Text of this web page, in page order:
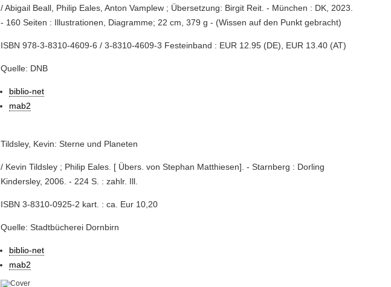
/ Abigail Beall, Philip Eales, Anton Vamplew ; Übersetzung: Birgit Reit. - München : DK, 2023.
- 160 Seiten : Illustrationen, Diagramme; 22 cm, 379 g - (Wissen auf den Punkt gebracht)
ISBN 978-3-8310-4609-6 / 3-8310-4609-3 Festeinband : EUR 12.95 (DE), EUR 13.40 (AT)
Quelle: DNB
biblio-net
mab2
Tildsley, Kevin: Sterne und Planeten
/ Kevin Tildsley ; Philip Eales. [ Übers. von Stephan Matthiesen]. - Starnberg : Dorling
Kindersley, 2006. - 224 S. : zahlr. Ill.
ISBN 3-8310-0925-2 kart. : ca. Eur 10,20
Quelle: Stadtbücherei Dornbirn
biblio-net
mab2